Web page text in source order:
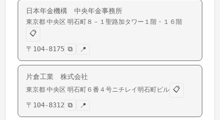
日本年金機構 中央年金事務所
東京都 中央区 明石町 ８－１聖路加タワー１階・１６階
📋
〒 104-8175 ⧉ 📍
片倉工業 株式会社
東京都 中央区 明石町 ６番４号ニチレイ明石町ビル 📋
〒 104-8312 ⧉ 📍